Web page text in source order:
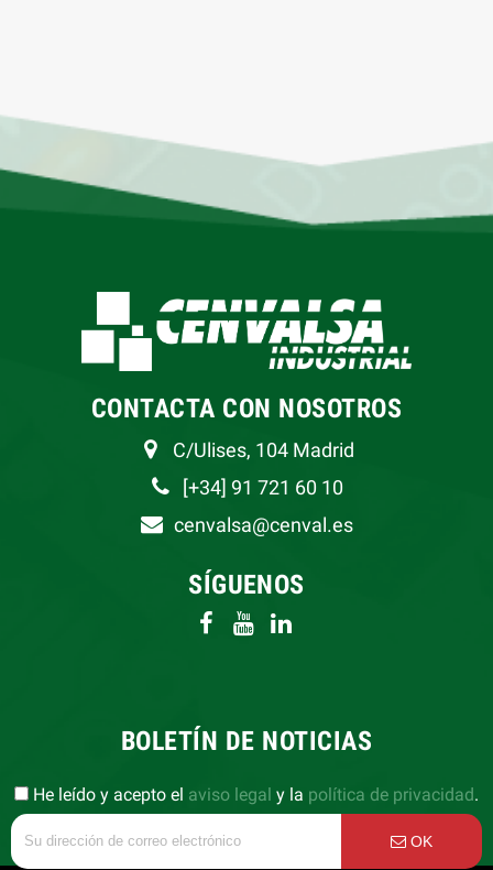
CONTACTA CON NOSOTROS
C/Ulises, 104 Madrid
[+34] 91 721 60 10
cenvalsa@cenval.es
SÍGUENOS
BOLETÍN DE NOTICIAS
He leído y acepto el aviso legal y la política de privacidad.
OK